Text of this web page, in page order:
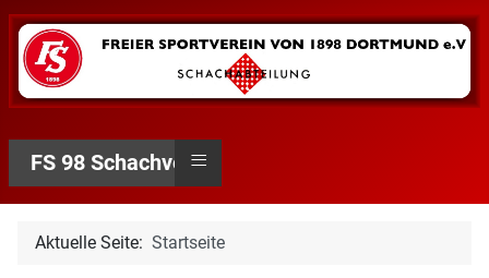
FS 98 Schachverein
≡
Aktuelle Seite: Startseite